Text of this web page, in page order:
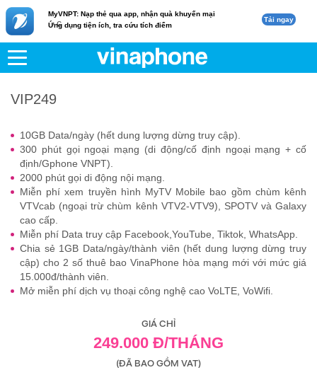
MyVNPT: Nạp thẻ qua app, nhận quà khuyến mại
Ứng dụng tiện ích, tra cứu tích điểm
c Tải ngay
VNPT VIP249
VIP249
10GB Data/ngày (hết dung lượng dừng truy cập).
300 phút gọi ngoại mạng (di động/cố định ngoại mạng + cố
định/Gphone VNPT).
2000 phút gọi di động nội mạng.
Miễn phí xem truyền hình MyTV Mobile bao gồm chùm kênh
VTVcab (ngoại trừ chùm kênh VTV2-VTV9), SPOTV và Galaxy
cao cấp.
Miễn phí Data truy cập Facebook,YouTube, Tiktok, WhatsApp.
Chia sẻ 1GB Data/ngày/thành viên (hết dung lượng dừng truy
cập) cho 2 số thuê bao VinaPhone hòa mạng mới với mức giá
15.000đ/thành viên.
Mở miễn phí dịch vụ thoại công nghệ cao VoLTE, VoWifi.
GIÁ CHỈ
249.000 Đ/THÁNG
(ĐÃ BAO GỒM VAT)